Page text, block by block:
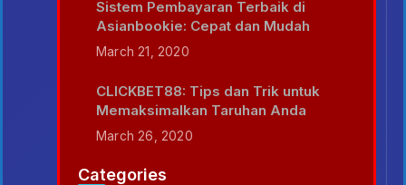
Sistem Pembayaran Terbaik di
Asianbookie: Cepat dan Mudah
March 21, 2020
CLICKBET88: Tips dan Trik untuk
Memaksimalkan Taruhan Anda
March 26, 2020
Categories